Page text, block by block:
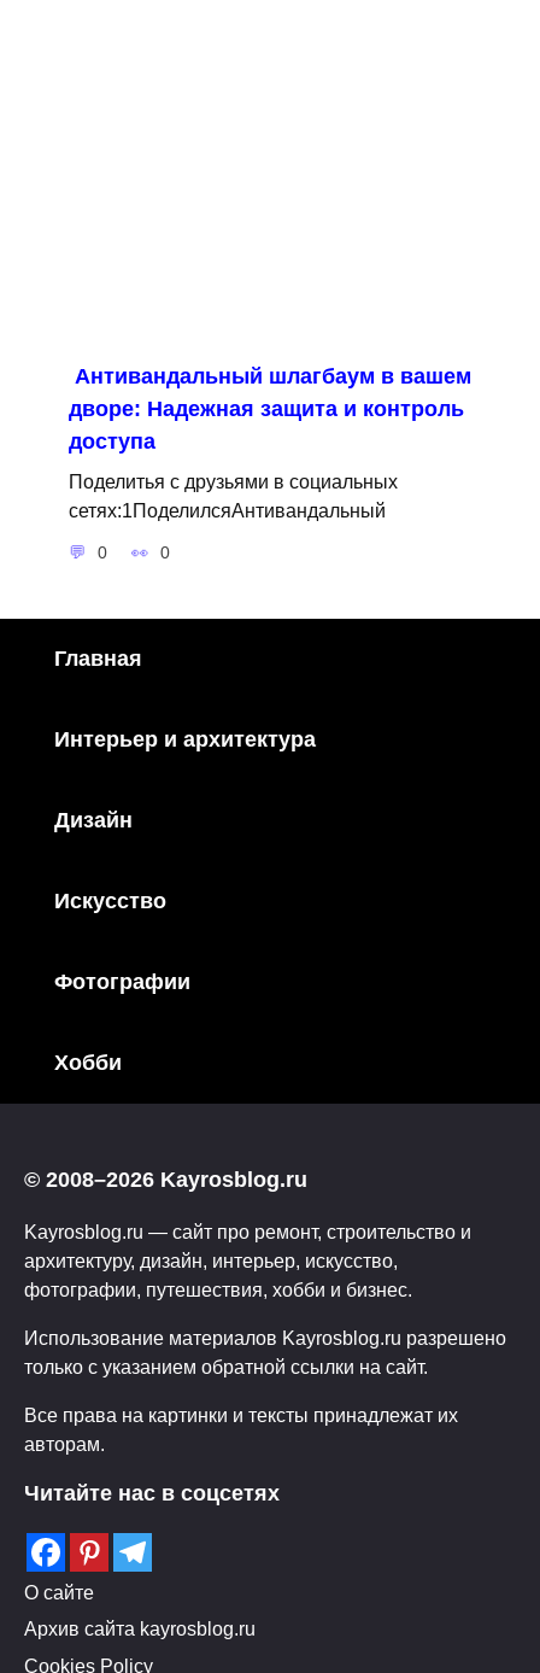
Антивандальный шлагбаум в вашем
дворе: Надежная защита и контроль
доступа
Поделитья с друзьями в социальных
сетях:1ПоделилсяАнтивандальный
0 0
Главная
Интерьер и архитектура
Дизайн
Искусство
Фотографии
Хобби
© 2008–2026 Kayrosblog.ru
Kayrosblog.ru — сайт про ремонт, строительство и
архитектуру, дизайн, интерьер, искусство,
фотографии, путешествия, хобби и бизнес.
Использование материалов Kayrosblog.ru разрешено
только с указанием обратной ссылки на сайт.
Все права на картинки и тексты принадлежат их
авторам.
Читайте нас в соцсетях
О сайте
Архив сайта kayrosblog.ru
Cookies Policy